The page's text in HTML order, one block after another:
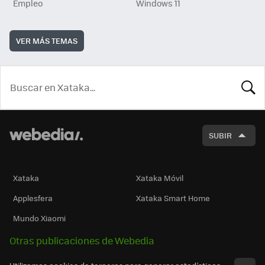
Empleo Windows 11
VER MÁS TEMAS
SUBIR
Xataka
Xataka Móvil
Applesfera
Xataka Smart Home
Mundo Xiaomi
Otras publicaciones de Webedia